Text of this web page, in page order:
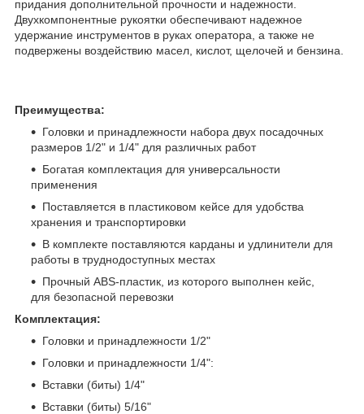
придания дополнительной прочности и надежности.
Двухкомпонентные рукоятки обеспечивают надежное
удержание инструментов в руках оператора, а также не
подвержены воздействию масел, кислот, щелочей и бензина.
Преимущества:
Головки и принадлежности набора двух посадочных
размеров 1/2" и 1/4" для различных работ
Богатая комплектация для универсальности
применения
Поставляется в пластиковом кейсе для удобства
хранения и транспортировки
В комплекте поставляются карданы и удлинители для
работы в труднодоступных местах
Прочный ABS-пластик, из которого выполнен кейс,
для безопасной перевозки
Комплектация:
Головки и принадлежности 1/2"
Головки и принадлежности 1/4":
Вставки (биты) 1/4"
Вставки (биты) 5/16"